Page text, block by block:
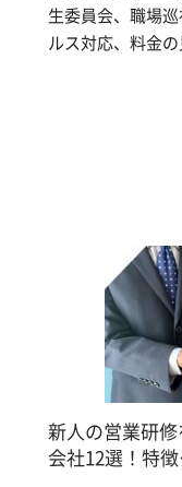
生委員会、職場
ルス対応、料金
新人の営業研
会社12選！特